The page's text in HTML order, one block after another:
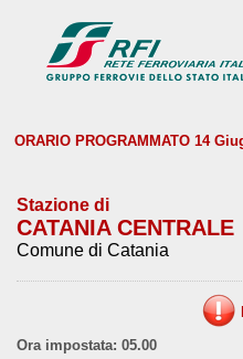
ORARIO PROGRAMMATO 14
Stazione di
CATANIA CENTRALE
Comune di Catania
Ora impostata: 05.00